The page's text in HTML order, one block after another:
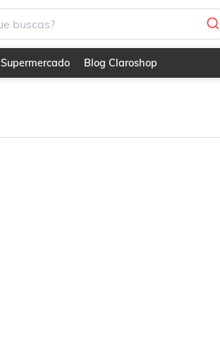
Supermercado Blog Claroshop